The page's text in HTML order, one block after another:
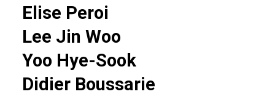
Elise Peroi
Lee Jin Woo
Yoo Hye-Sook
Didier Boussarie